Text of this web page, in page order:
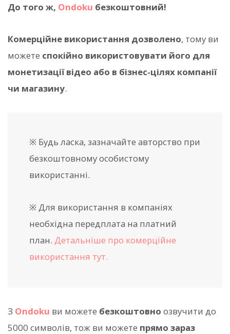
До того ж, Ondoku безкоштовний!
Комерційне використання дозволено, тому ви
можете спокійно використовувати його для
монетизації відео або в бізнес-цілях компанії
чи магазину.
※ Будь ласка, зазначайте авторство при
безкоштовному особистому
використанні.
※ Для використання в компаніях
необхідна передплата на платний
план. Детальніше про комерційне
використання тут.
З Ondoku ви можете безкоштовно озвучити до
5000 символів, тож ви можете прямо зараз